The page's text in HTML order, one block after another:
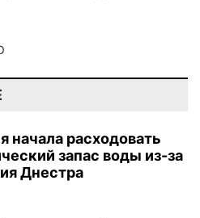
начала расходовать
запас воды из-за
Днестра